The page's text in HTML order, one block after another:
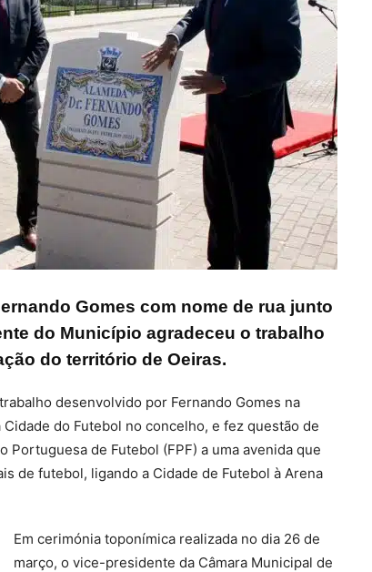
Gomes com nome de rua junto
do Município agradeceu o trabalho
do território de Oeiras.
desenvolvido por Fernando Gomes na
do Futebol no concelho, e fez questão de
de Futebol (FPF) a uma avenida que
de futebol, ligando a Cidade de Futebol à Arena
Em cerimónia toponímica realizada no dia 26 de
março, o vice-presidente da Câmara Municipal de